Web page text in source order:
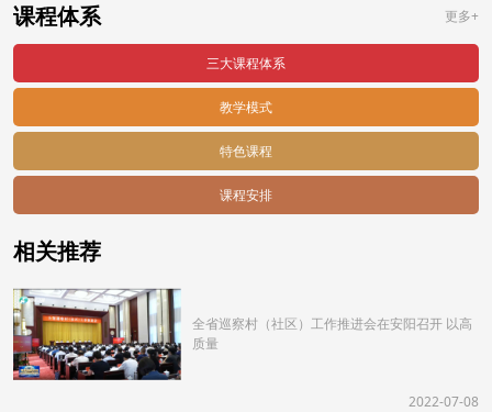
课程体系 更多+
三大课程体系
教学模式
特色课程
课程安排
相关推荐
全省巡察村（社区）工作推进会在安阳召开 以高
质量
2022-07-08